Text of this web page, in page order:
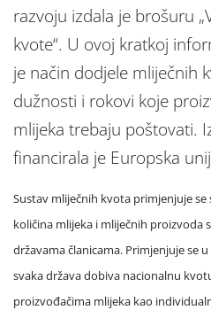
razvoju izdala je brošuru
kvote“. U ovoj kratkoj
je način dodjele mliječnih
dužnosti i rokovi koje
mlijeka trebaju poštovati.
financirala je Europska
Sustav mliječnih kvota primjenjuje
količina mlijeka i mliječnih proizvoda
državama članicama. Primjenjuje se
svaka država dobiva nacionalnu
proizvođačima mlijeka kao